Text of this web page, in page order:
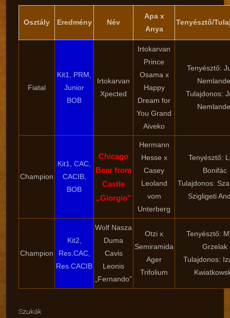
Osztály Eredmény Név
Apa x
Anya
Tenyésztő/
Fiatal
Kit1, PRM,
Junior
BOB
Irtokarvan
Xpected
Irtokarvan
Prince
Osama x
Happy
Dream for
You Grand
Aiveko
Tenyésztő:
Tulajdonos:
Champion
Kit1, CAC,
CACIB,
BOB
Chicago
Bear from
Castle
„Giorgio”
Hermann
Hesse x
Casey
Leoland
vom
Unterberg
Tenyésztő:
Bonifác
Tulajdonos:
Szigligeti
Champion
Kit2,
Res.CAC,
Res.CACIB
Wolf Nasza
Duma
Cavis
Leonis
„Fernando”
Otzi x
Semiramida
Ager
Trifolium
Tenyésztő:
Grzelak
Tulajdonos:
Szukák